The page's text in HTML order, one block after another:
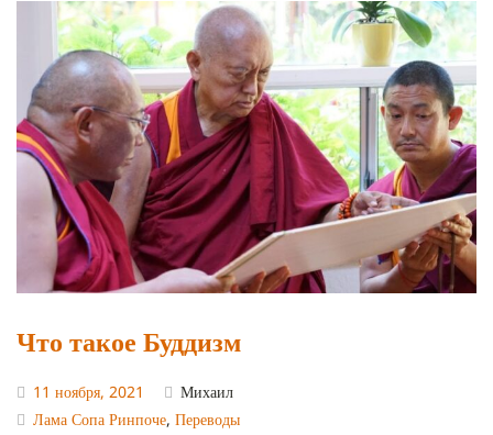
Что такое Буддизм
11 ноября, 2021
Михаил
Лама Сопа Ринпоче, Переводы